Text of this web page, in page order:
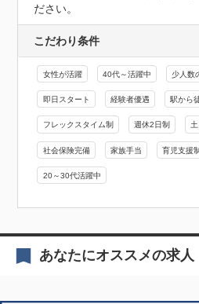
ださい。
こだわり条件
女性が活躍 40代～活躍中 少人数
即日スタート 経験者優遇 駅から
フレックスタイム制 週休2日制
社会保険完備 家族手当 育児支援
20～30代活躍中
あなたにオススメの求人